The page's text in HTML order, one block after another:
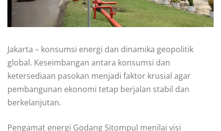
Jakarta – konsumsi energi dan dinamika geopolitik
global. Keseimbangan antara konsumsi dan
ketersediaan pasokan menjadi faktor krusial agar
pembangunan ekonomi tetap berjalan stabil dan
berkelanjutan.
Pengamat energi Godang Sitompul menilai visi